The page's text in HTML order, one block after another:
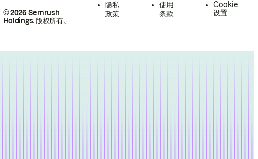
© 2026 Semrush
Holdings. 版权所有。
隐私
政策
使用
条款
Cookie
设置